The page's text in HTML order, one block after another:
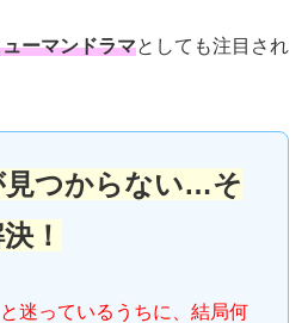
ーマンドラマとしても注目され
見つからない…そ
！
迷っているうちに、結局何